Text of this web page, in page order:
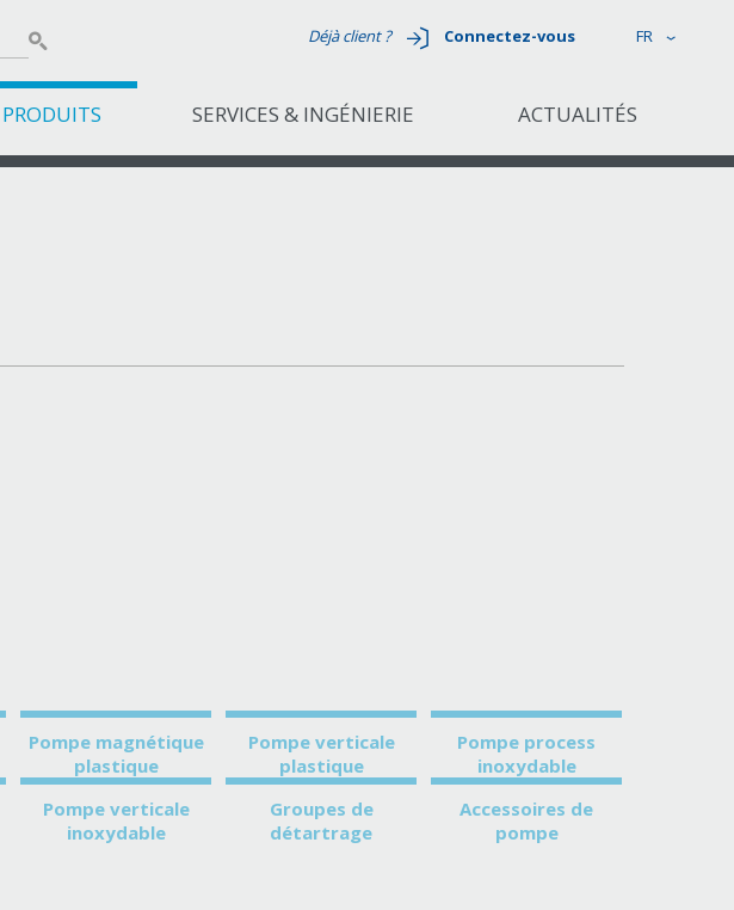
PRODUITS SERVICES & INGÉNIERIE ACTUALITÉS
Déjà client ? Connectez-vous FR
Pompe magnétique
plastique
Pompe verticale
plastique
Pompe process
inoxydable
Pompe verticale
inoxydable
Groupes de
détartrage
Accessoires de
pompe